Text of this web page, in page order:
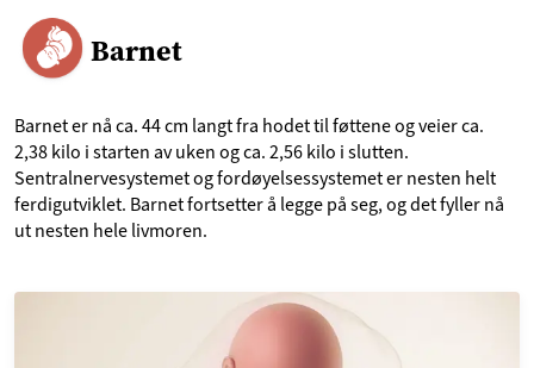
Barnet
Barnet er nå ca. 44 cm langt fra hodet til føttene og veier ca.
2,38 kilo i starten av uken og ca. 2,56 kilo i slutten.
Sentralnervesystemet og fordøyelsessystemet er nesten helt
ferdigutviklet. Barnet fortsetter å legge på seg, og det fyller nå
ut nesten hele livmoren.